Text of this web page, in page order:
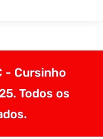
- Cursinho
Todos os